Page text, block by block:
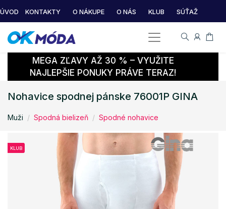
ÚVOD KONTAKTY O NÁKUPE O NÁS KLUB SÚŤAŽ
MEGA ZĽAVY AŽ 30 % – VYUŽITE
NAJLEPŠIE PONUKY PRÁVE TERAZ!
Nohavice spodnej pánske 76001P GINA
Muži Spodná bielizeň Spodné nohavice
KLUB